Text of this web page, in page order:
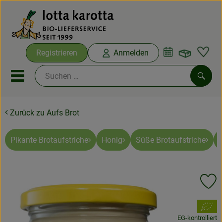
Registrieren Anmelden
Mobiles Menu öffnen oder
Ökokisten
Bio-Kochboxen
Ökokisten
Saisonthemen
Zurück zu Aufs Brot
Pikante Brotaufstriche Honig Süße Brotaufstriche
, Verband:
EG-kontrolliert